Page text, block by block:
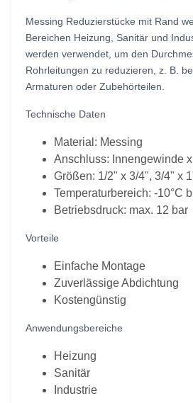
Messing Reduzierstücke mit Rand
Bereichen Heizung, Sanitär und
werden verwendet, um den
Rohrleitungen zu reduzieren, z. B.
Armaturen oder Zubehörteilen.
Technische Daten
Material: Messing
Anschluss: Innengewinde
Größen: 1/2" x 3/4", 3/4" x
Temperaturbereich: -10°C
Betriebsdruck: max. 12 bar
Vorteile
Einfache Montage
Zuverlässige Abdichtung
Kostengünstig
Anwendungsbereiche
Heizung
Sanitär
Industrie